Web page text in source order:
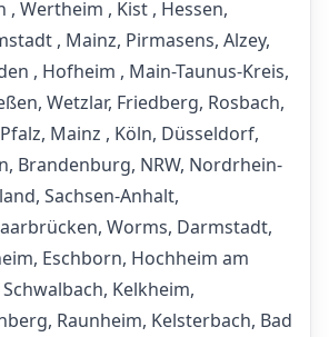
, Wertheim , Kist , Hessen,
, Mainz, Pirmasens, Alzey,
, Hofheim , Main-Taunus-Kreis,
Wetzlar, Friedberg, Rosbach,
Mainz , Köln, Düsseldorf,
Brandenburg, NRW, Nordrhein-
Sachsen-Anhalt,
Worms, Darmstadt,
Eschborn, Hochheim am
Kelkheim,
Raunheim, Kelsterbach, Bad